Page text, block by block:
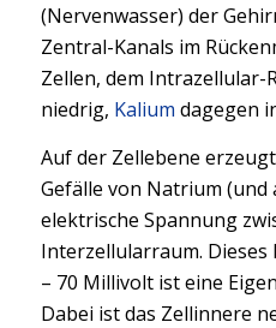
(Nervenwasser) der
Zentral-Kanals im
Zellen, dem Intrazellular-
niedrig, Kalium dagegen
Auf der Zellebene
Gefälle von Natrium (und
elektrische Spannung
Interzellularraum.
– 70 Millivolt ist eine
Dabei ist das Zellinnere